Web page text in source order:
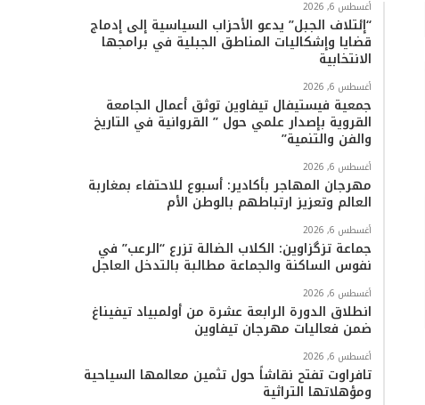
و
ك
ر
و
ق
ا
م
o
ا
أغسطس 6, 2026
“إئتلاف الجبل” يدعو الأحزاب السياسية إلى إدماج
قضايا وإشكاليات المناطق الجبلية في برامجها
الانتخابية
أغسطس 6, 2026
جمعية فيستيفال تيفاوين توثق أعمال الجامعة
القروية بإصدار علمي حول ” القروانية في التاريخ
والفن والتنمية”
أغسطس 6, 2026
مهرجان المهاجر بأكادير: أسبوع للاحتفاء بمغاربة
العالم وتعزيز ارتباطهم بالوطن الأم
أغسطس 6, 2026
جماعة تزگزاوين: الكلاب الضالة تزرع “الرعب” في
نفوس الساكنة والجماعة مطالبة بالتدخل العاجل
أغسطس 6, 2026
انطلاق الدورة الرابعة عشرة من أولمبياد تيفيناغ
ضمن فعاليات مهرجان تيفاوين
أغسطس 6, 2026
تافراوت تفتح نقاشاً حول تثمين معالمها السياحية
ومؤهلاتها التراثية